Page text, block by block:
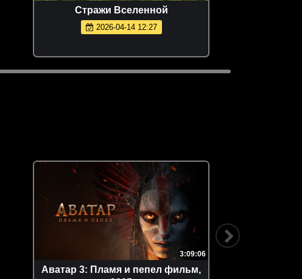
Стражи Вселенной
2026-04-14 12:27
3:09:06
Аватар 3: Пламя и пепел фильм,